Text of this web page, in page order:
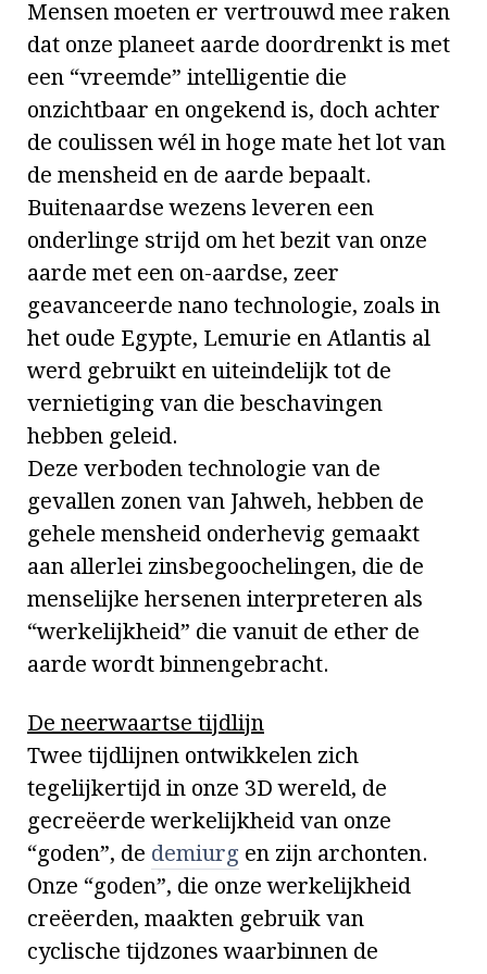
Mensen moeten er vertrouwd mee raken
dat onze planeet aarde doordrenkt is met
een “vreemde” intelligentie die
onzichtbaar en ongekend is, doch achter
de coulissen wél in hoge mate het lot van
de mensheid en de aarde bepaalt.
Buitenaardse wezens leveren een
onderlinge strijd om het bezit van onze
aarde met een on-aardse, zeer
geavanceerde nano technologie, zoals in
het oude Egypte, Lemurie en Atlantis al
werd gebruikt en uiteindelijk tot de
vernietiging van die beschavingen
hebben geleid.
Deze verboden technologie van de
gevallen zonen van Jahweh, hebben de
gehele mensheid onderhevig gemaakt
aan allerlei zinsbegoochelingen, die de
menselijke hersenen interpreteren als
“werkelijkheid” die vanuit de ether de
aarde wordt binnengebracht.
De neerwaartse tijdlijn
Twee tijdlijnen ontwikkelen zich
tegelijkertijd in onze 3D wereld, de
gecreëerde werkelijkheid van onze
“goden”, de demiurg en zijn archonten.
Onze “goden”, die onze werkelijkheid
creëerden, maakten gebruik van
cyclische tijdzones waarbinnen de